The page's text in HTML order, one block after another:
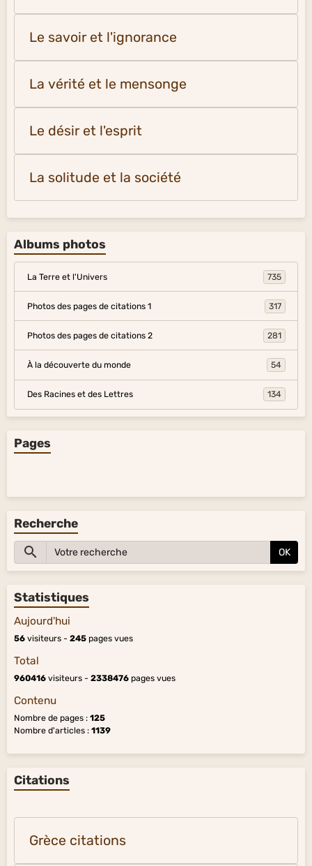
Le savoir et l'ignorance
La vérité et le mensonge
Le désir et l'esprit
La solitude et la société
Albums photos
La Terre et l'Univers 735
Photos des pages de citations 1 317
Photos des pages de citations 2 281
À la découverte du monde 54
Des Racines et des Lettres 134
Pages
Recherche
OK
Statistiques
Aujourd'hui
56 visiteurs - 245 pages vues
Total
960416 visiteurs - 2338476 pages vues
Contenu
Nombre de pages : 125
Nombre d'articles : 1139
Citations
Grèce citations